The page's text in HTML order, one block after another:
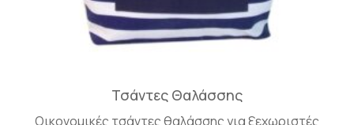
Τσάντες Θαλάσσης
Οικονομικές τσάντες θαλάσσης για ξεχωριστές